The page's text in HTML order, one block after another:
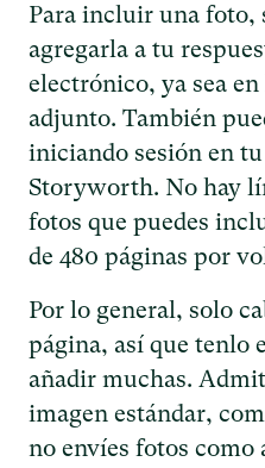
Para incluir una foto,
agregarla a tu
electrónico, ya sea
adjunto. También
iniciando sesión en
Storyworth. No hay
fotos que puedes
de 480 páginas por
Por lo general, solo
página, así que tenlo
añadir muchas.
imagen estándar,
no envíes fotos como